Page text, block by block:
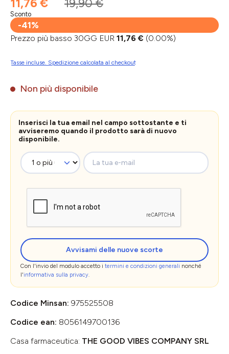
11,76 € 19,90 €
Sconto
-41%
Prezzo più basso 30GG EUR 11,76 € (0.00%)
Tasse incluse. Spedizione calcolata al checkout
Non più disponibile
Inserisci la tua email nel campo sottostante e ti
avviseremo quando il prodotto sarà di nuovo
disponibile.
La tua e-mail
Avvisami delle nuove scorte
Con l'invio del modulo accetto i termini e condizioni generali nonché
l'informativa sulla privacy.
Codice Minsan: 975525508
Codice ean: 8056149700136
Casa farmaceutica: THE GOOD VIBES COMPANY SRL